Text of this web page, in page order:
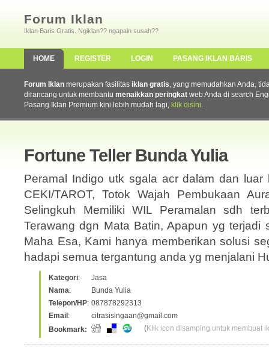
Forum Iklan
Iklan Baris Gratis. Ngiklan?? ngapain susah??
HOME REGISTER LOGIN PASANG IKLAN BARIS
Forum Iklan merupakan fasilitas iklan gratis, yang memudahkan Anda,
dirancang untuk membantu menaikkan peringkat web Anda di search
Pasang Iklan Premium kini lebih mudah lagi, klik disini.
Fortune Teller Bunda Yulia
Peramal Indigo utk sgala acr dalam dan luar
CEKI/TAROT, Totok Wajah Pembukaan
Selingkuh Memiliki WIL Peramalan sdh
Terawang dgn Mata Batin, Apapun yg terjadi
Maha Esa, Kami hanya memberikan solusi
hadapi semua tergantung anda yg menjalani
Kategori:
Jasa
Nama:
Bunda Yulia
Telepon/HP: 087878292313
Email :
citrasisingaan@gmail.com
Bookmark:
(Klik icon disamping untuk membuat